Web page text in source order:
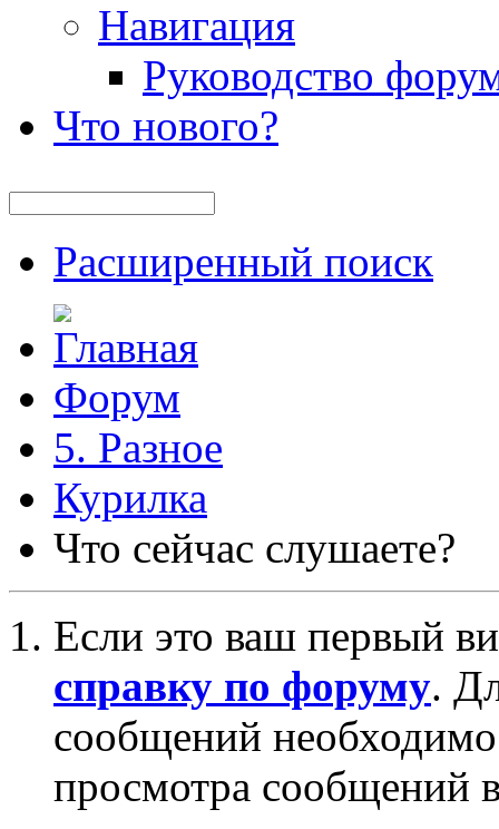
Навигация
Руководство
Что нового?
Расширенный поиск
Форум
5. Разное
Курилка
Что сейчас слушаете?
Если это ваш первый
справку по форуму.
сообщений
просмотра сообщений